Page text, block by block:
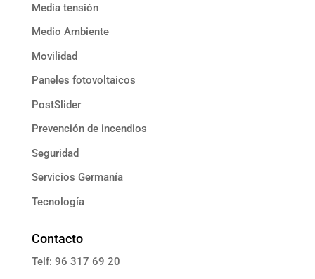
Media tensión
Medio Ambiente
Movilidad
Paneles fotovoltaicos
PostSlider
Prevención de incendios
Seguridad
Servicios Germanía
Tecnología
Contacto
Telf: 96 317 69 20